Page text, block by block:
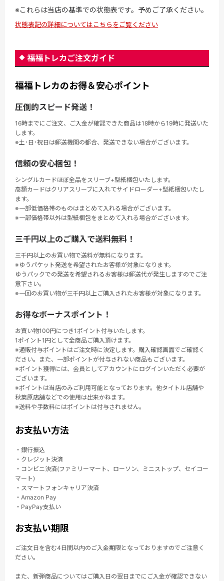
※これらは当店の基準での状態表です。予めご了承ください。
状態表記の詳細についてはこちらをご覧ください
福福トレカご注文ガイド
福福トレカのお得＆安心ポイント
圧倒的スピード発送！
16時までにご注文、ご入金が確認できた商品は18時から19時に発送いた
します。
※土･日･祝日は郵送機関の都合、発送できない場合がございます。
信頼の安心梱包！
シングルカードほぼ全品をスリーブ+型紙梱包いたします。
高額カードはクリアスリーブに入れてサイドローダー+型紙梱包いたし
ます。
※一部低価格帯のものはまとめて入れる場合がございます。
※一部価格帯以外は型紙梱包をまとめて入れる場合がございます。
三千円以上のご購入で送料無料！
三千円以上のお買い物で送料が無料になります。
※ゆうパケット発送を希望されたお客様が対象になります。
ゆうパックでの発送を希望されるお客様は郵送代が発生しますのでご注
意下さい。
※一回のお買い物が三千円以上ご購入されたお客様が対象になります。
お得なボーナスポイント！
お買い物100円につき1ポイント付与いたします。
1ポイント1円として全商品ご購入頂けます。
※通販付与ポイントはご注文時に決定します。購入確認画面でご確認く
ださい。また、一部ポイントが付与されない商品もございます。
※ポイント獲得には、会員としてアカウントにログインいただく必要が
ございます。
※ポイントは当店のみご利用可能となっております。他タイトル店舗や
秋葉原店舗などでの使用は出来かねます。
※送料や手数料にはポイントは付与されません。
お支払い方法
・銀行振込
・クレジット決済
・コンビニ決済(ファミリーマート、ローソン、ミニストップ、セイコー
マート)
・スマートフォンキャリア決済
・Amazon Pay
・PayPay支払い
お支払い期限
ご注文日を含む4日間以内のご入金期限となっておりますのでご注意く
ださい。
また、新弾商品についてはご購入日の翌日までにご入金が確認できない